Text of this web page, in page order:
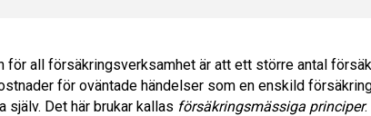
för all försäkringsverksamhet är att ett större antal
för oväntade händelser som en enskild
själv. Det här brukar kallas försäkringsmässiga principer